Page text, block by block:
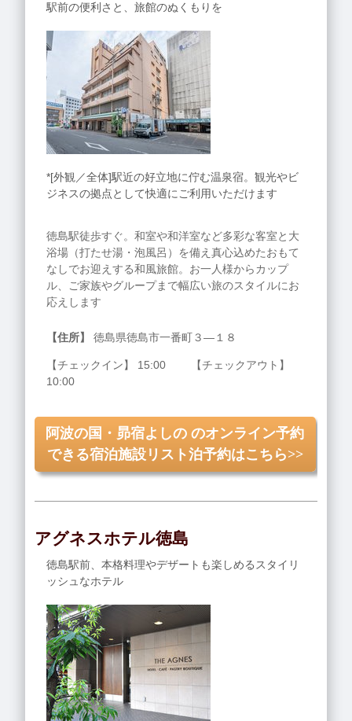
駅前の便利さと、旅館のぬくもりを
*[外観／全体]駅近の好立地に佇む温泉宿。観光やビ
ジネスの拠点として快適にご利用いただけます
徳島駅徒歩すぐ。和室や和洋室など多彩な客室と大
浴場（打たせ湯・泡風呂）を備え真心込めたおもて
なしでお迎えする和風旅館。お一人様からカップ
ル、ご家族やグループまで幅広い旅のスタイルにお
応えします
【住所】 徳島県徳島市一番町３―１８
【チェックイン】 15:00 【チェックアウト】
10:00
阿波の国・昴宿よしの のオンライン予約
できる宿泊施設リスト泊予約はこちら>>
アグネスホテル徳島
徳島駅前、本格料理やデザートも楽しめるスタイリ
ッシュなホテル